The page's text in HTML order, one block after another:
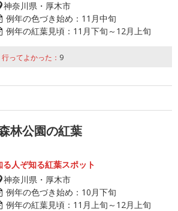
神奈川県・厚木市
例年の色づき始め： 11月中旬
例年の紅葉見頃： 11月下旬～12月上旬
行ってよかった： 9
林公園の紅葉
る人ぞ知る紅葉スポット
神奈川県・厚木市
例年の色づき始め： 10月下旬
例年の紅葉見頃： 11月上旬～12月上旬